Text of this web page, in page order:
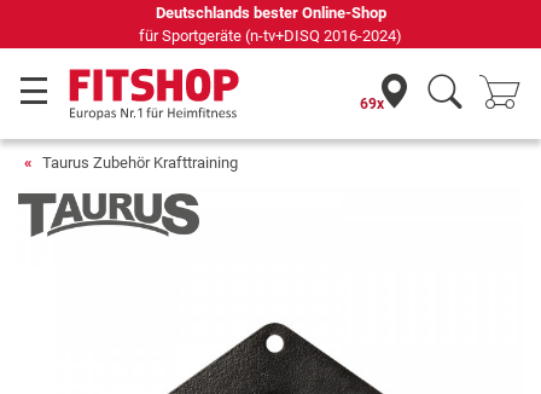
Deutschlands bester Online-Shop
für Sportgeräte (n-tv+DISQ 2016-2024)
69x
Taurus Zubehör Krafttraining